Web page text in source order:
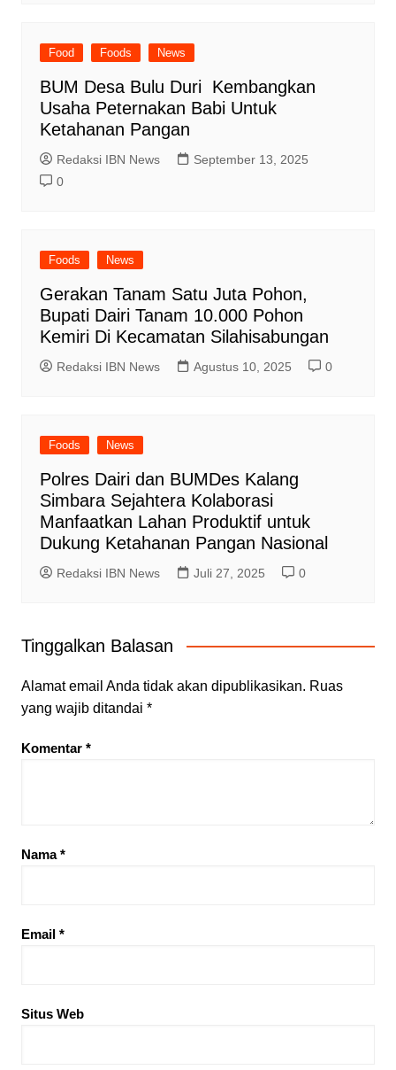
Food Foods News
BUM Desa Bulu Duri Kembangkan
Usaha Peternakan Babi Untuk
Ketahanan Pangan
Redaksi IBN News
September 13, 2025
0
Foods News
Gerakan Tanam Satu Juta Pohon,
Bupati Dairi Tanam 10.000 Pohon
Kemiri Di Kecamatan Silahisabungan
Redaksi IBN News Agustus 10, 2025 0
Foods News
Polres Dairi dan BUMDes Kalang
Simbara Sejahtera Kolaborasi
Manfaatkan Lahan Produktif untuk
Dukung Ketahanan Pangan Nasional
Redaksi IBN News Juli 27, 2025 0
Tinggalkan Balasan
Alamat email Anda tidak akan dipublikasikan. Ruas
yang wajib ditandai *
Komentar *
Nama*
Email *
Situs Web